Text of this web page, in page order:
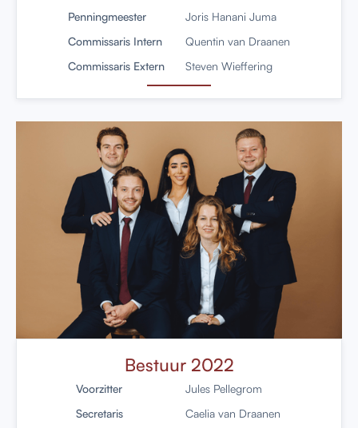
Penningmeester
Joris Hanani Juma
Commissaris Intern
Quentin van Draanen
Commissaris Extern
Steven Wieffering
Bestuur 2022
Voorzitter
Jules Pellegrom
Secretaris
Caelia van Draanen